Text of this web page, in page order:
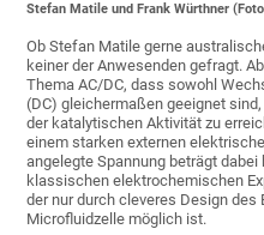
Stefan Matile und Frank Würthner
Ob Stefan Matile gerne
keiner der Anwesenden gefragt.
Thema AC/DC, dass sowohl
(DC) gleichermaßen geeignet
der katalytischen Aktivität zu
einem starken externen
angelegte Spannung beträgt dabei
klassischen elektrochemischen
der nur durch cleveres Design
Microfluidzelle möglich ist.